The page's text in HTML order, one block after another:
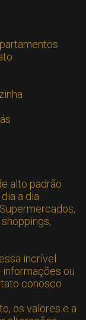
alto padrão
a dia
incrível
informações ou
conosco
os valores e a